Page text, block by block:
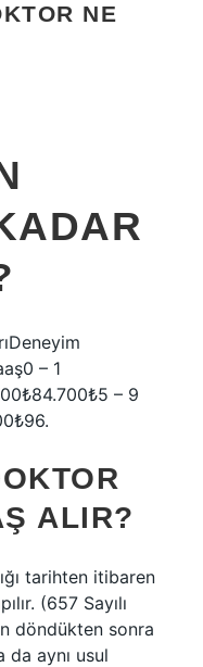
NE
– 1
– 9
ALIR?
tarihten itibaren
(657 Sayılı
döndükten sonra
da aynı usul